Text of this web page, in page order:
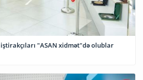
"ASAN xidmət"də olublar